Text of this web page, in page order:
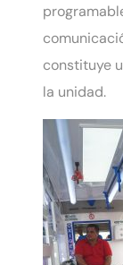
constituye
la unidad.